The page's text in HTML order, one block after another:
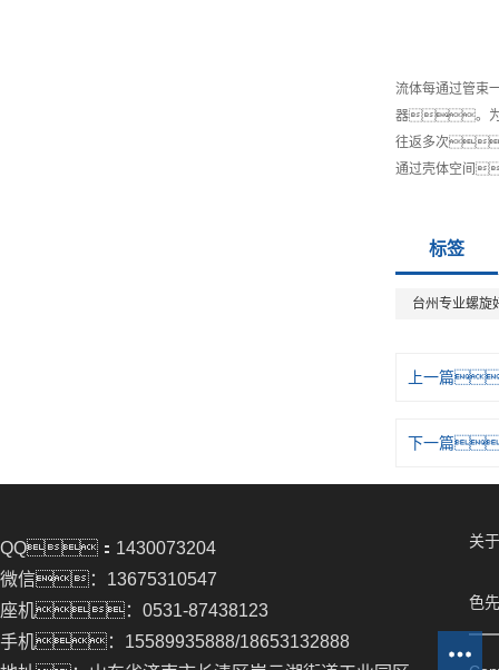
流体每通过管束
器。为
往返多次
通过壳体空间
标签
台州专业螺旋
上一篇
下一篇
QQ：1430073204
微信：13675310547
座机：0531-87438123
手机：15589935888/18653132888
关
色